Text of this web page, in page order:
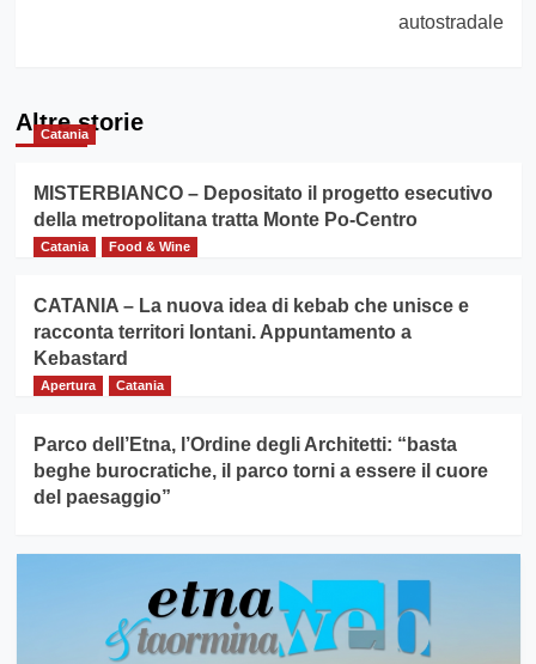
autostradale
Altre storie
Catania
MISTERBIANCO – Depositato il progetto esecutivo
della metropolitana tratta Monte Po-Centro
Catania Food & Wine
CATANIA – La nuova idea di kebab che unisce e
racconta territori lontani. Appuntamento a
Kebastard
Apertura Catania
Parco dell’Etna, l’Ordine degli Architetti: “basta
beghe burocratiche, il parco torni a essere il cuore
del paesaggio”